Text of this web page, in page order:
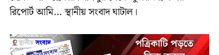
রিপোর্ট আমি… স্থানীয় সংবাদ ঘাটাল।